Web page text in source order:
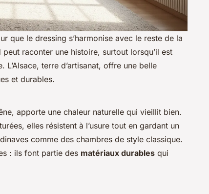
que le dressing s’harmonise avec le reste de la
raconter une histoire, surtout lorsqu’il est
terre d’artisanat, offre une belle
et durables.
apporte une chaleur naturelle qui vieillit bien.
elles résistent à l’usure tout en gardant un
comme des chambres de style classique.
: ils font partie des matériaux durables qui